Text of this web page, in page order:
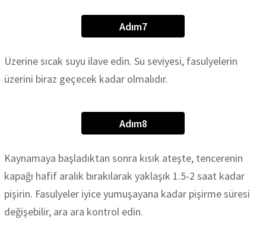
Adım7
Üzerine sıcak suyu ilave edin. Su seviyesi, fasulyelerin
üzerini biraz geçecek kadar olmalıdır.
Adım8
Kaynamaya başladıktan sonra kısık ateşte, tencerenin
kapağı hafif aralık bırakılarak yaklaşık 1.5-2 saat kadar
pişirin. Fasulyeler iyice yumuşayana kadar pişirme süresi
değişebilir, ara ara kontrol edin.